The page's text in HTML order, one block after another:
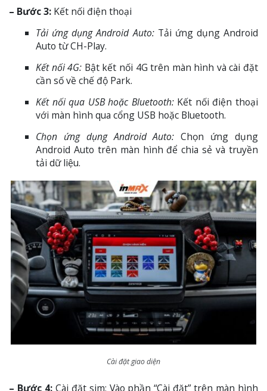
– Bước 3: Kết nối điện thoại
Tải ứng dụng Android Auto:Tải ứng dụng Android
Auto từ CH-Play.
Kết nối 4G: Bật kết nối 4G trên màn hình và cài đặt
cần số về chế độ Park.
Kết nối qua USB hoặc Bluetooth:Kết nối điện thoại
với màn hình qua cổng USB hoặc Bluetooth.
Chọn ứng dụng Android Auto: Chọn ứng dụng
Android Auto trên màn hình để chia sẻ và truyền
tải dữ liệu.
Cài đặt giao diện
– Bước 4:Cài đặt sim: Vào phần “Cài đặt” trên màn hình